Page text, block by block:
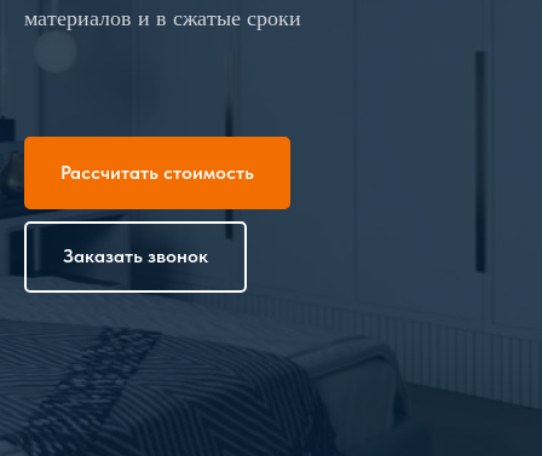
материалов и в сжатые сроки
Рассчитать стоимость
Заказать звонок